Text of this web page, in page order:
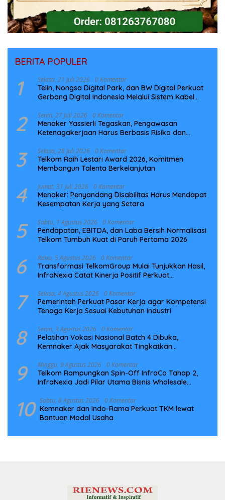
BERITA POPULER
1 Selasa, 21 Juli 2026 0 Komentar
Telin, Nongsa Digital Park, dan BW Digital Perkuat
Gerbang Digital Indonesia Melalui Sistem Kabel
2 Senin, 27 Juli 2026 0 Komentar
Menaker Yassierli Tegaskan, Pengawasan
Ketenagakerjaan Harus Berbasis Risiko dan
3 Selasa, 28 Juli 2026 0 Komentar
Telkom Raih Lestari Award 2026, Komitmen
Membangun Talenta Berkelanjutan
4 Jumat, 31 Juli 2026 0 Komentar
Menaker: Penyandang Disabilitas Harus Mendapat
Kesempatan Kerja yang Setara
5 Sabtu, 1 Agustus 2026 0 Komentar
Pendapatan, EBITDA, dan Laba Bersih Normalisasi
Telkom Tumbuh Kuat di Paruh Pertama 2026
6 Rabu, 5 Agustus 2026 0 Komentar
Transformasi TelkomGroup Mulai Tunjukkan Hasil,
InfraNexia Catat Kinerja Positif Perkuat
7 Selasa, 4 Agustus 2026 0 Komentar
Pemerintah Perkuat Pasar Kerja agar Kompetensi
Tenaga Kerja Sesuai Kebutuhan Industri
8 Senin, 3 Agustus 2026 0 Komentar
Pelatihan Vokasi Nasional Batch 4 Dibuka,
Kemnaker Ajak Masyarakat Tingkatkan
9 Minggu, 9 Agustus 2026 0 Komentar
Telkom Rampungkan Spin-Off InfraCo Tahap 2,
InfraNexia Jadi Pilar Utama Bisnis Wholesale
10 Sabtu, 8 Agustus 2026 0 Komentar
Kemnaker dan Indo-Rama Perkuat TKM lewat
Bantuan Modal Usaha